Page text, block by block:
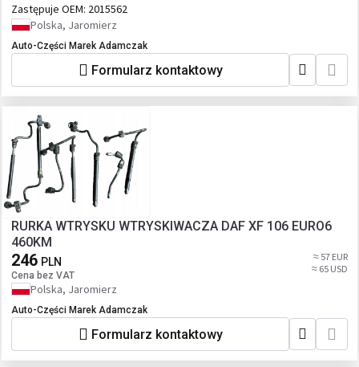
Zastępuje OEM: 2015562
Polska, Jaromierz
Auto-Części Marek Adamczak
Formularz kontaktowy
RURKA WTRYSKU WTRYSKIWACZA DAF XF 106 EURO6
460KM
246 PLN
Cena bez VAT
≈ 57 EUR
≈ 65 USD
Polska, Jaromierz
Auto-Części Marek Adamczak
Formularz kontaktowy